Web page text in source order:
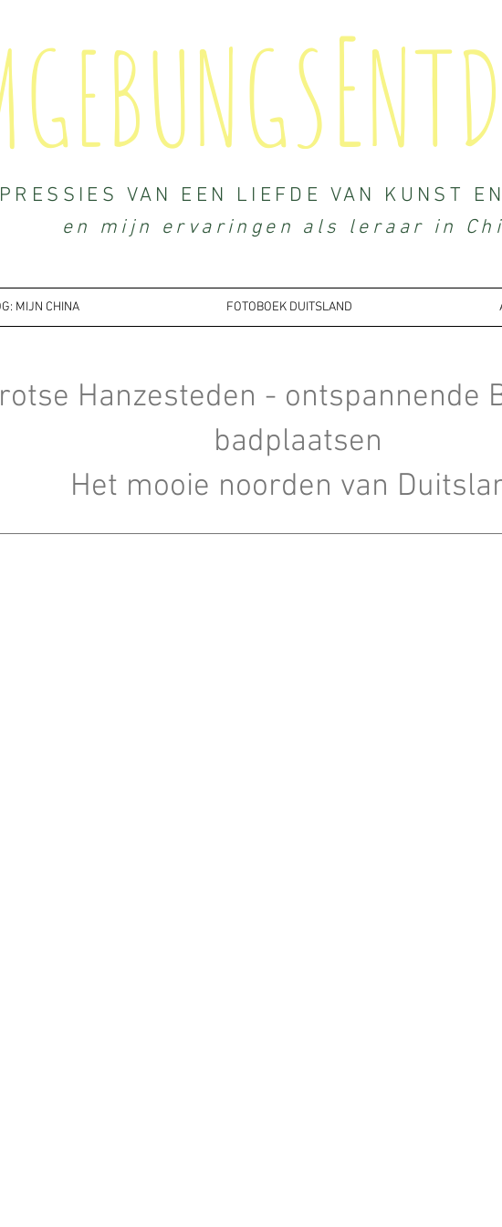
VAN EEN LIEFDE VAN KUNST
en mijn ervaringen als leraar in
E
Hanzesteden - ontspannende
badplaatsen
Het mooie noorden van
MIJN CHINA FOTOBOEK DUITSLAND